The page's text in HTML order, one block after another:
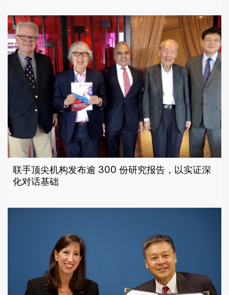
联手顶尖机构发布逾 300 份研究报告，以实证深
化对话基础